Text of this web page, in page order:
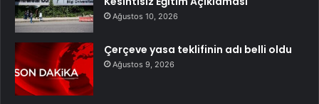
Ağustos 10, 2026
Çerçeve yasa teklifinin adı belli oldu
Ağustos 9, 2026